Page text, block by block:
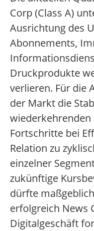
Corp (Class A)
Ausrichtung des
Abonnements,
Druckprodukte
verlieren. Für die
der Markt die
wiederkehrenden
Fortschritte bei
Relation zu
einzelner
zukünftige
dürfte
erfolgreich News
Digitalgeschäft